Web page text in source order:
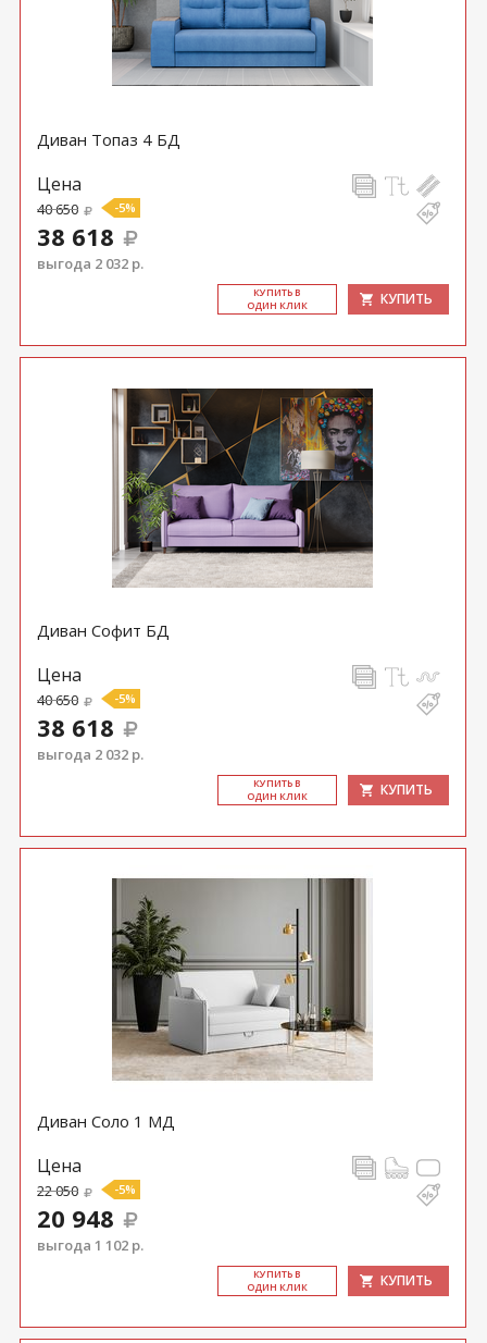
Диван Топаз 4 БД
Цена
40 650 -5%
38 618
выгода 2 032 р.
КУ­ПИТЬ В
ОДИН КЛИК
КУПИТЬ
Диван Софит БД
Цена
40 650 -5%
38 618
выгода 2 032 р.
КУ­ПИТЬ В
ОДИН КЛИК
КУПИТЬ
Диван Соло 1 МД
Цена
22 050 -5%
20 948
выгода 1 102 р.
КУ­ПИТЬ В
ОДИН КЛИК
КУПИТЬ